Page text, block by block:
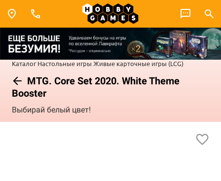
Каталог Настольные игры Живые карточные игры (LCG)
MTG. Core Set 2020. White Theme
Booster
Выбирай белый цвет!